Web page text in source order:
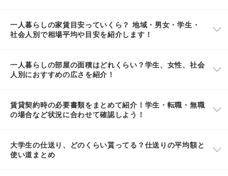
一人暮らしの家賃目安っていくら？ 地域・男女・学生・
社会人別で相場平均や目安を紹介します！
一人暮らしの部屋の面積はどれくらい？学生、女性、社会
人別におすすめの広さを紹介！
賃貸契約時の必要書類をまとめて紹介！学生・転職・無職
の場合など状況に合わせて確認しよう！
大学生の仕送り、どのくらい貰ってる？仕送りの平均額と
使い道まとめ